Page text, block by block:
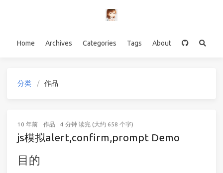
Home Archives Categories Tags About
分类 作品
10 年前 作品 4 分钟 读完 (大约 658 个字)
js模拟alert,confirm,prompt Demo
目的